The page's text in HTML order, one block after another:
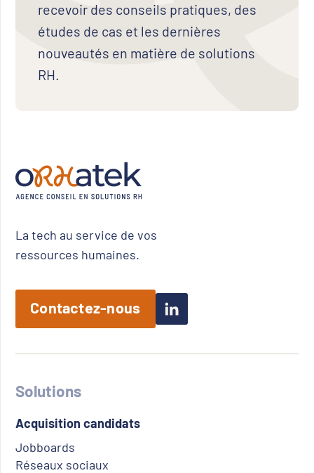
recevoir des conseils pratiques, des
études de cas et les dernières
nouveautés en matière de solutions
RH.
Solutions
Acquisition candidats
Jobboards
Réseaux sociaux
La tech au service de vos
ressources humaines.
Contactez-nous